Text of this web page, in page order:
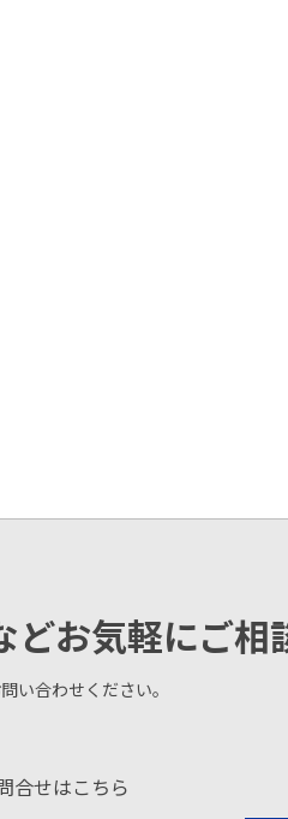
お気軽にご相
い合わせください。
合せはこちら